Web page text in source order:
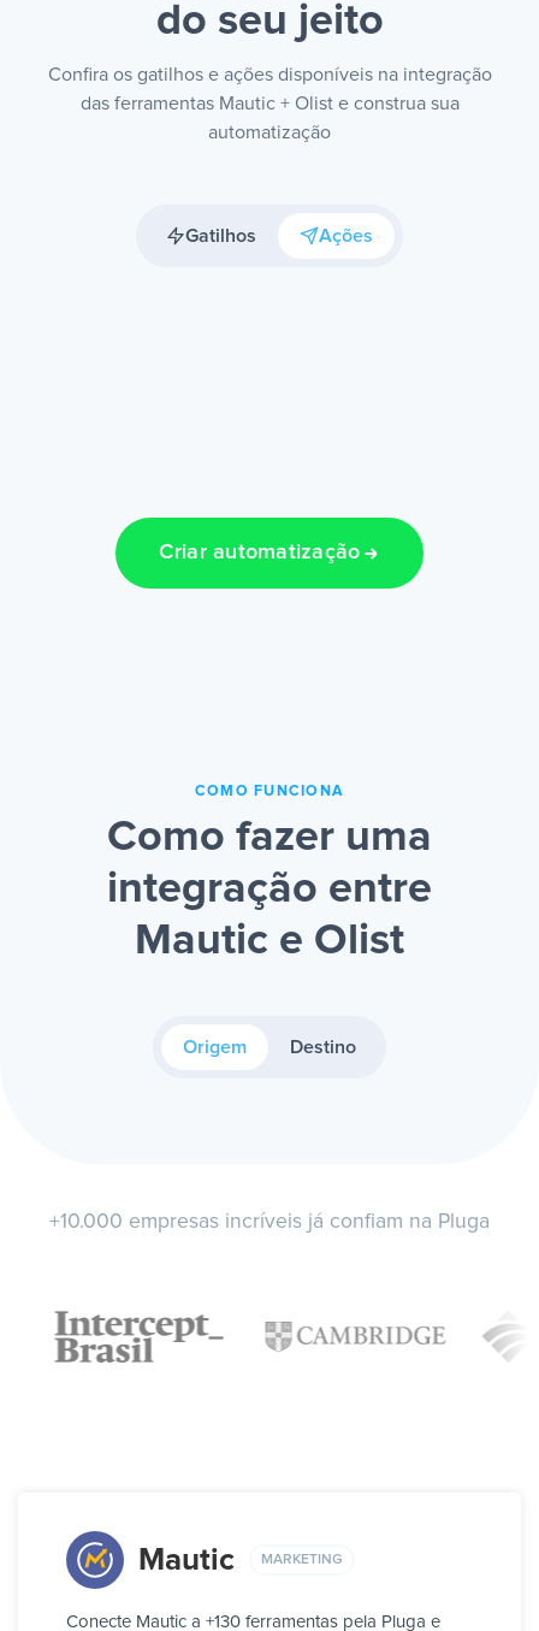
do seu jeito
Confira os gatilhos e ações disponíveis na integração
das ferramentas Mautic + Olist e construa sua
automatização
Gatilhos Ações
Criar automatização
COMO FUNCIONA
Como fazer uma
integração entre
Mautic e Olist
Origem Destino
+10.000 empresas incríveis já confiam na Pluga
Mautic MARKETING
Conecte Mautic a +130 ferramentas pela Pluga e